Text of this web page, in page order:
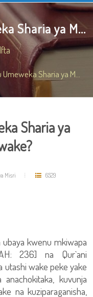
Sharia ya M...
Sharia ya M...
Sharia ya
Misri 6529
ubaya kwenu mkiwapa
236] na Qur`ani
wake peke yake
kuvunja
na kuziparaganisha,